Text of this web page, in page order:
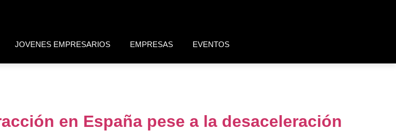
JOVENES EMPRESARIOS EMPRESAS EVENTOS
en España pese a la desaceleración